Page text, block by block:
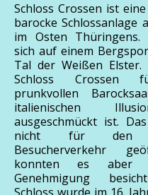
Schloss Crossen ist
barocke Schlossanlage
im Osten Thüringens.
sich auf einem
Tal der Weißen
Schloss Crossen
prunkvollen
italienischen
ausgeschmückt ist.
nicht für den
Besucherverkehr
konnten es aber
Genehmigung